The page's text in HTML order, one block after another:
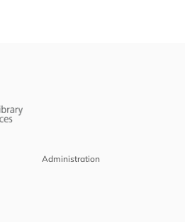
Administration